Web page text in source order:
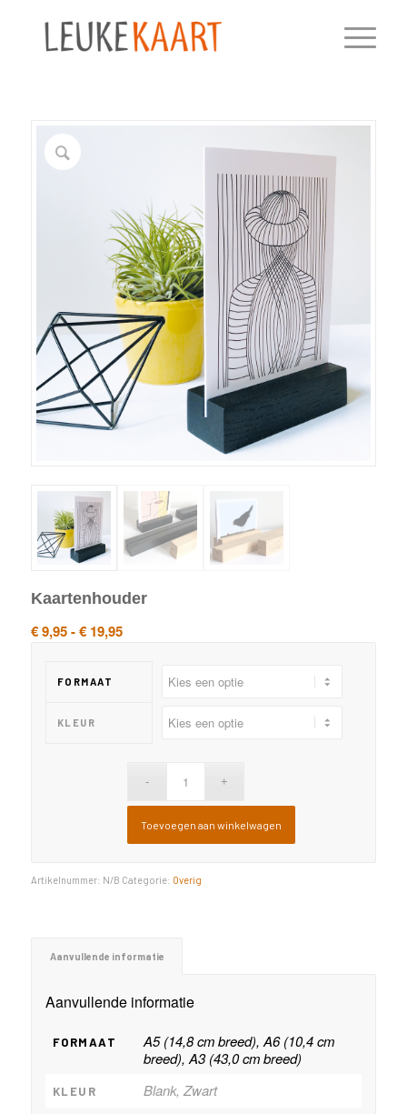
Kaartenhouder
€9,95 - €19,95Prijsklasse:
FORMAAT
KLEUR
Toevoegen aan winkelwagen
Artikelnummer: N/B Categorie: Overig
Aanvullende informatie
Aanvullende informatie
FORMAAT
A5 (14,8 cm breed), A6 (10,4 cm
breed), A3 (43,0 cm breed)
KLEUR Blank, Zwart